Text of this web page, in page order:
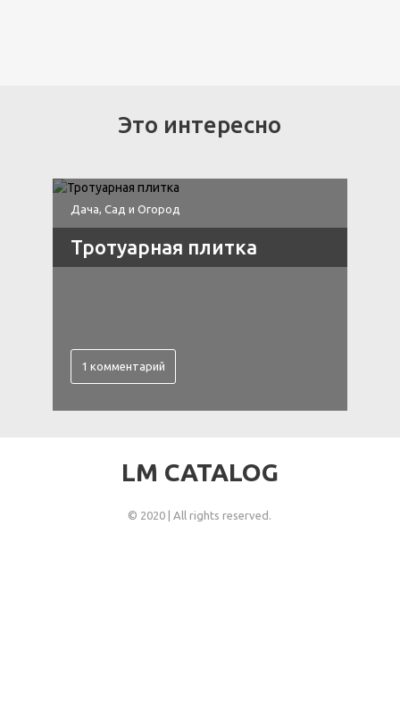
Это интересно
Дача, Сад и Огород
Тротуарная плитка
1 комментарий
LM CATALOG
© 2020 | All rights reserved.